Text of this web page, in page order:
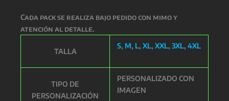
Cada pack se realiza bajo pedido con mimo y
atención al detalle.
TALLA
S, M, L, XL, XXL, 3XL, 4XL
TIPO DE
PERSONALIZACIÓN
PERSONALIZADO CON
IMAGEN